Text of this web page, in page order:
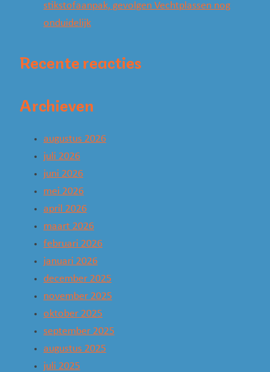
stikstofaanpak, gevolgen Vechtplassen nog
onduidelijk
Recente reacties
Archieven
augustus 2026
juli 2026
juni 2026
mei 2026
april 2026
maart 2026
februari 2026
januari 2026
december 2025
november 2025
oktober 2025
september 2025
augustus 2025
juli 2025